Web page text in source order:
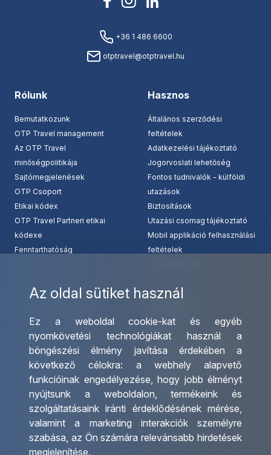
Az oldal sütiket használ
Ez a weboldal cookie-kat és egyéb
nyomkövetési technológiákat használ a
böngészési élmény javítása érdekében a
következő célokra: a webhely alapvető
funkcióinak engedélyezése, hogy jobb élményt
nyújtsunk a weboldalon,termékeink és
szolgáltatásaink iránti érdeklődésének mérése,
valamint a marketing interakciók személyre
szabása, az Ön számára relevánsabb hirdetések
megjelenítése.
+36 1 486 6600
otptravel@otptravel.hu
Rólunk
Bemutatkozunk
OTP Travel management
Az OTP Travel
minőségpolitikája
Sajtómegjelenések
OTP Csoport
Etikai kódex
OTP Travel Partneri etikai
kódexe
Fenntarthatóság
Hasznos
Általános szerződési
feltételek
Adatkezelési tájékoztató
Jogorvoslati lehetőség
Fontos tudnivalók - külföldi
utazások
Biztosítások
Utazási csomag tájékoztató
Mobil applikáció felhasználási
feltételek
Csoportos utazások
szervezése
Egyéni utak szervezése
Hajóutak
Üzleti utaztatás
Nemzetközi tanár és
diákigazolványok
Letölthető katalógusunk
Ajándékutalvány
Irodáink
Utazásszervező partnereink
Viszonteladó Partnereink
Partnereinknek
Utazási kérdőív
Impresszum